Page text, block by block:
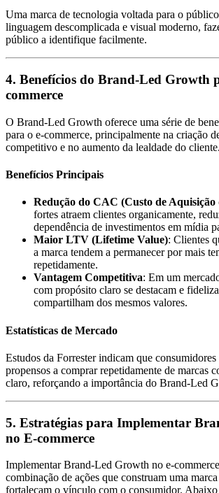
Uma marca de tecnologia voltada para o
linguagem descomplicada e visual moderno,
público a identifique facilmente.
4. Benefícios do Brand-Led Growth
commerce
O Brand-Led Growth oferece uma série de
para o e-commerce, principalmente na criação
competitivo e no aumento da lealdade do cliente.
Benefícios Principais
Redução do CAC (Custo de Aquisição
fortes atraem clientes organicamente,
dependência de investimentos em mídia
Maior LTV (Lifetime Value): Clientes
a marca tendem a permanecer por mais
repetidamente.
Vantagem Competitiva: Em um
com propósito claro se destacam e
compartilham dos mesmos valores.
Estatísticas de Mercado
Estudos da Forrester indicam que consumidores
propensos a comprar repetidamente de marcas
claro, reforçando a importância do Brand-Led
5. Estratégias para Implementar
no E-commerce
Implementar Brand-Led Growth no e-
combinação de ações que construam uma
fortaleçam o vínculo com o consumidor. Abaixo